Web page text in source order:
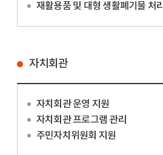
재활용품 및 대형 생활폐기물 처리
자치회관
자치회관 운영 지원
자치회관 프로그램 관리
주민자치위원회 지원